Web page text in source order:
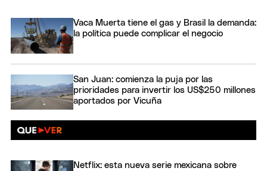
Vaca Muerta tiene el gas y Brasil la demanda:
la política puede complicar el negocio
San Juan: comienza la puja por las
prioridades para invertir los US$250 millones
aportados por Vicuña
Netflix: esta nueva serie mexicana sobre